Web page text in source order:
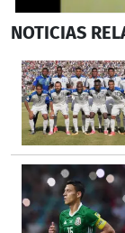
seconds
37
seconds
NOTICIAS